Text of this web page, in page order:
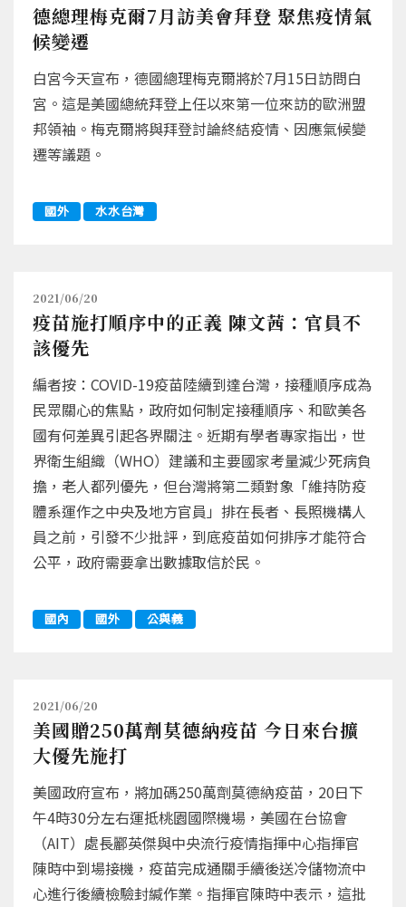
德總理梅克爾7月訪美會拜登 聚焦疫情氣
候變遷
白宮今天宣布，德國總理梅克爾將於7月15日訪問白
宮。這是美國總統拜登上任以來第一位來訪的歐洲盟
邦領袖。梅克爾將與拜登討論終結疫情、因應氣候變
遷等議題。
國外 水水台灣
2021/06/20
疫苗施打順序中的正義 陳文茜：官員不
該優先
編者按：COVID-19疫苗陸續到達台灣，接種順序成為
民眾關心的焦點，政府如何制定接種順序、和歐美各
國有何差異引起各界關注。近期有學者專家指出，世
界衛生組織（WHO）建議和主要國家考量減少死病負
擔，老人都列優先，但台灣將第二類對象「維持防疫
體系運作之中央及地方官員」排在長者、長照機構人
員之前，引發不少批評，到底疫苗如何排序才能符合
公平，政府需要拿出數據取信於民。
國內 國外 公與義
2021/06/20
美國贈250萬劑莫德納疫苗 今日來台擴
大優先施打
美國政府宣布，將加碼250萬劑莫德納疫苗，20日下
午4時30分左右運抵桃園國際機場，美國在台協會
（AIT）處長酈英傑與中央流行疫情指揮中心指揮官
陳時中到場接機，疫苗完成通關手續後送冷儲物流中
心進行後續檢驗封緘作業。指揮官陳時中表示，這批